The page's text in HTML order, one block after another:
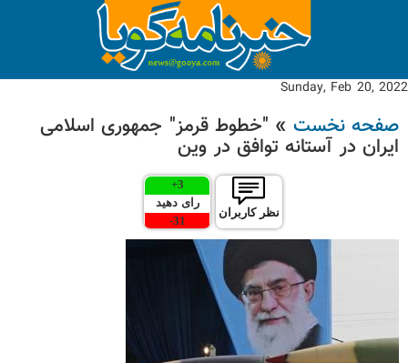
Sunday, Feb 20, 2022
صفحه نخست » "خطوط قرمز" جمهوری اسلامی
ایران در آستانه توافق در وین
نظر کاربران
3
+
رای دهید
31
-